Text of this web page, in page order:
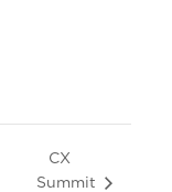
CX
Summit